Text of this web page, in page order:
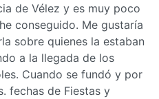
de Vélez y es muy poco
conseguido. Me gustaría
sobre quienes la estaban
a la llegada de los
Cuando se fundó y por
fechas de Fiestas y